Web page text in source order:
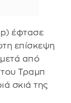
έφτασε
επίσκεψη
από
Τραμπ
σκιά της